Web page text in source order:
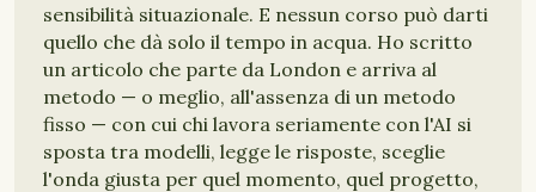
sensibilità situazionale. E nessun corso può darti
quello che dà solo il tempo in acqua. Ho scritto
un articolo che parte da London e arriva al
metodo — o meglio, all'assenza di un metodo
fisso — con cui chi lavora seriamente con l'AI si
sposta tra modelli, legge le risposte, sceglie
l'onda giusta per quel momento, quel progetto,